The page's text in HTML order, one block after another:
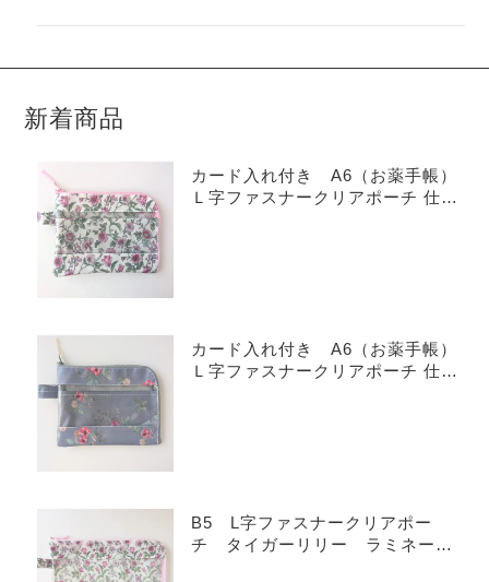
新着商品
カード入れ付き A6（お薬手帳）
Ｌ字ファスナークリアポーチ 仕切
カード入れ付き A6（お薬手帳）
Ｌ字ファスナークリアポーチ 仕切
B5 L字ファスナークリアポー
チ タイガーリリー ラミネー